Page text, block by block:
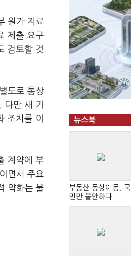
원가 자료
제출 요구
검토할 것
도로 통상
만 새 기
조치를 이
계약에 부
면서 주요
약화는 불
뉴스북
부동산 동상이몽, 국
민만 불안하다